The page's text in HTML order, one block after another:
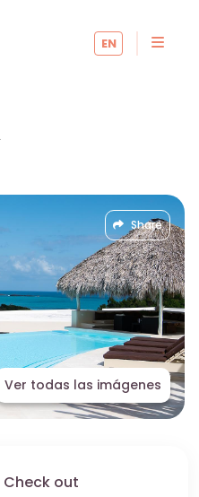
EN
Share
Ver todas las imágenes
Check out